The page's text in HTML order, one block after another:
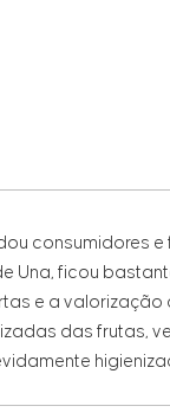
consumidores
Una, ficou
e a
das frutas,